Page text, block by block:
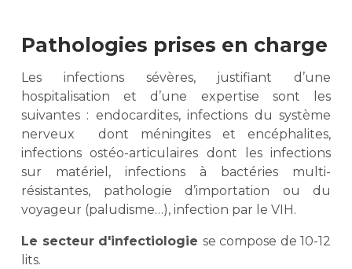
Pathologies prises en charge
Les infections sévères, justifiant d’une
hospitalisation et d’une expertise sont les
suivantes : endocardites, infections du système
nerveux dont méningites et encéphalites,
infections ostéo-articulaires dont les infections
sur matériel, infections à bactéries multi-
résistantes, pathologie d’importation ou du
voyageur (paludisme…), infection par le VIH.
Le secteur d'infectiologie se compose de 10-12
lits.